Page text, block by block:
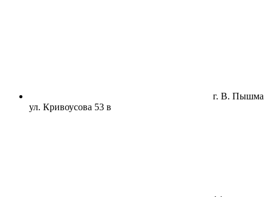
г. В. Пышма
ул. Кривоусова 53 в